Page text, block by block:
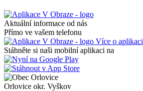
Aktuální informace od nás
Přímo ve vašem telefonu
Více o aplikaci
Stáhněte si naši mobilní aplikaci na
Orlovice okr. Vyškov